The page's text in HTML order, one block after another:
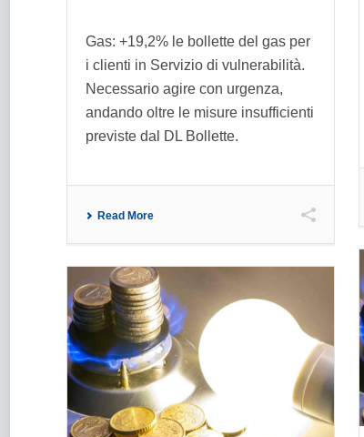
Gas: +19,2% le bollette del gas per
i clienti in Servizio di vulnerabilità.
Necessario agire con urgenza,
andando oltre le misure insufficienti
previste dal DL Bollette.
Read More